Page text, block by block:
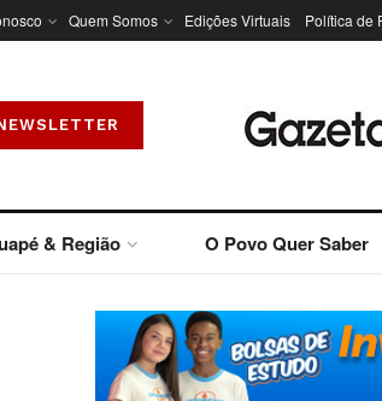
Quem Somos Edições Virtuais Política de
& Região O Povo Quer Saber